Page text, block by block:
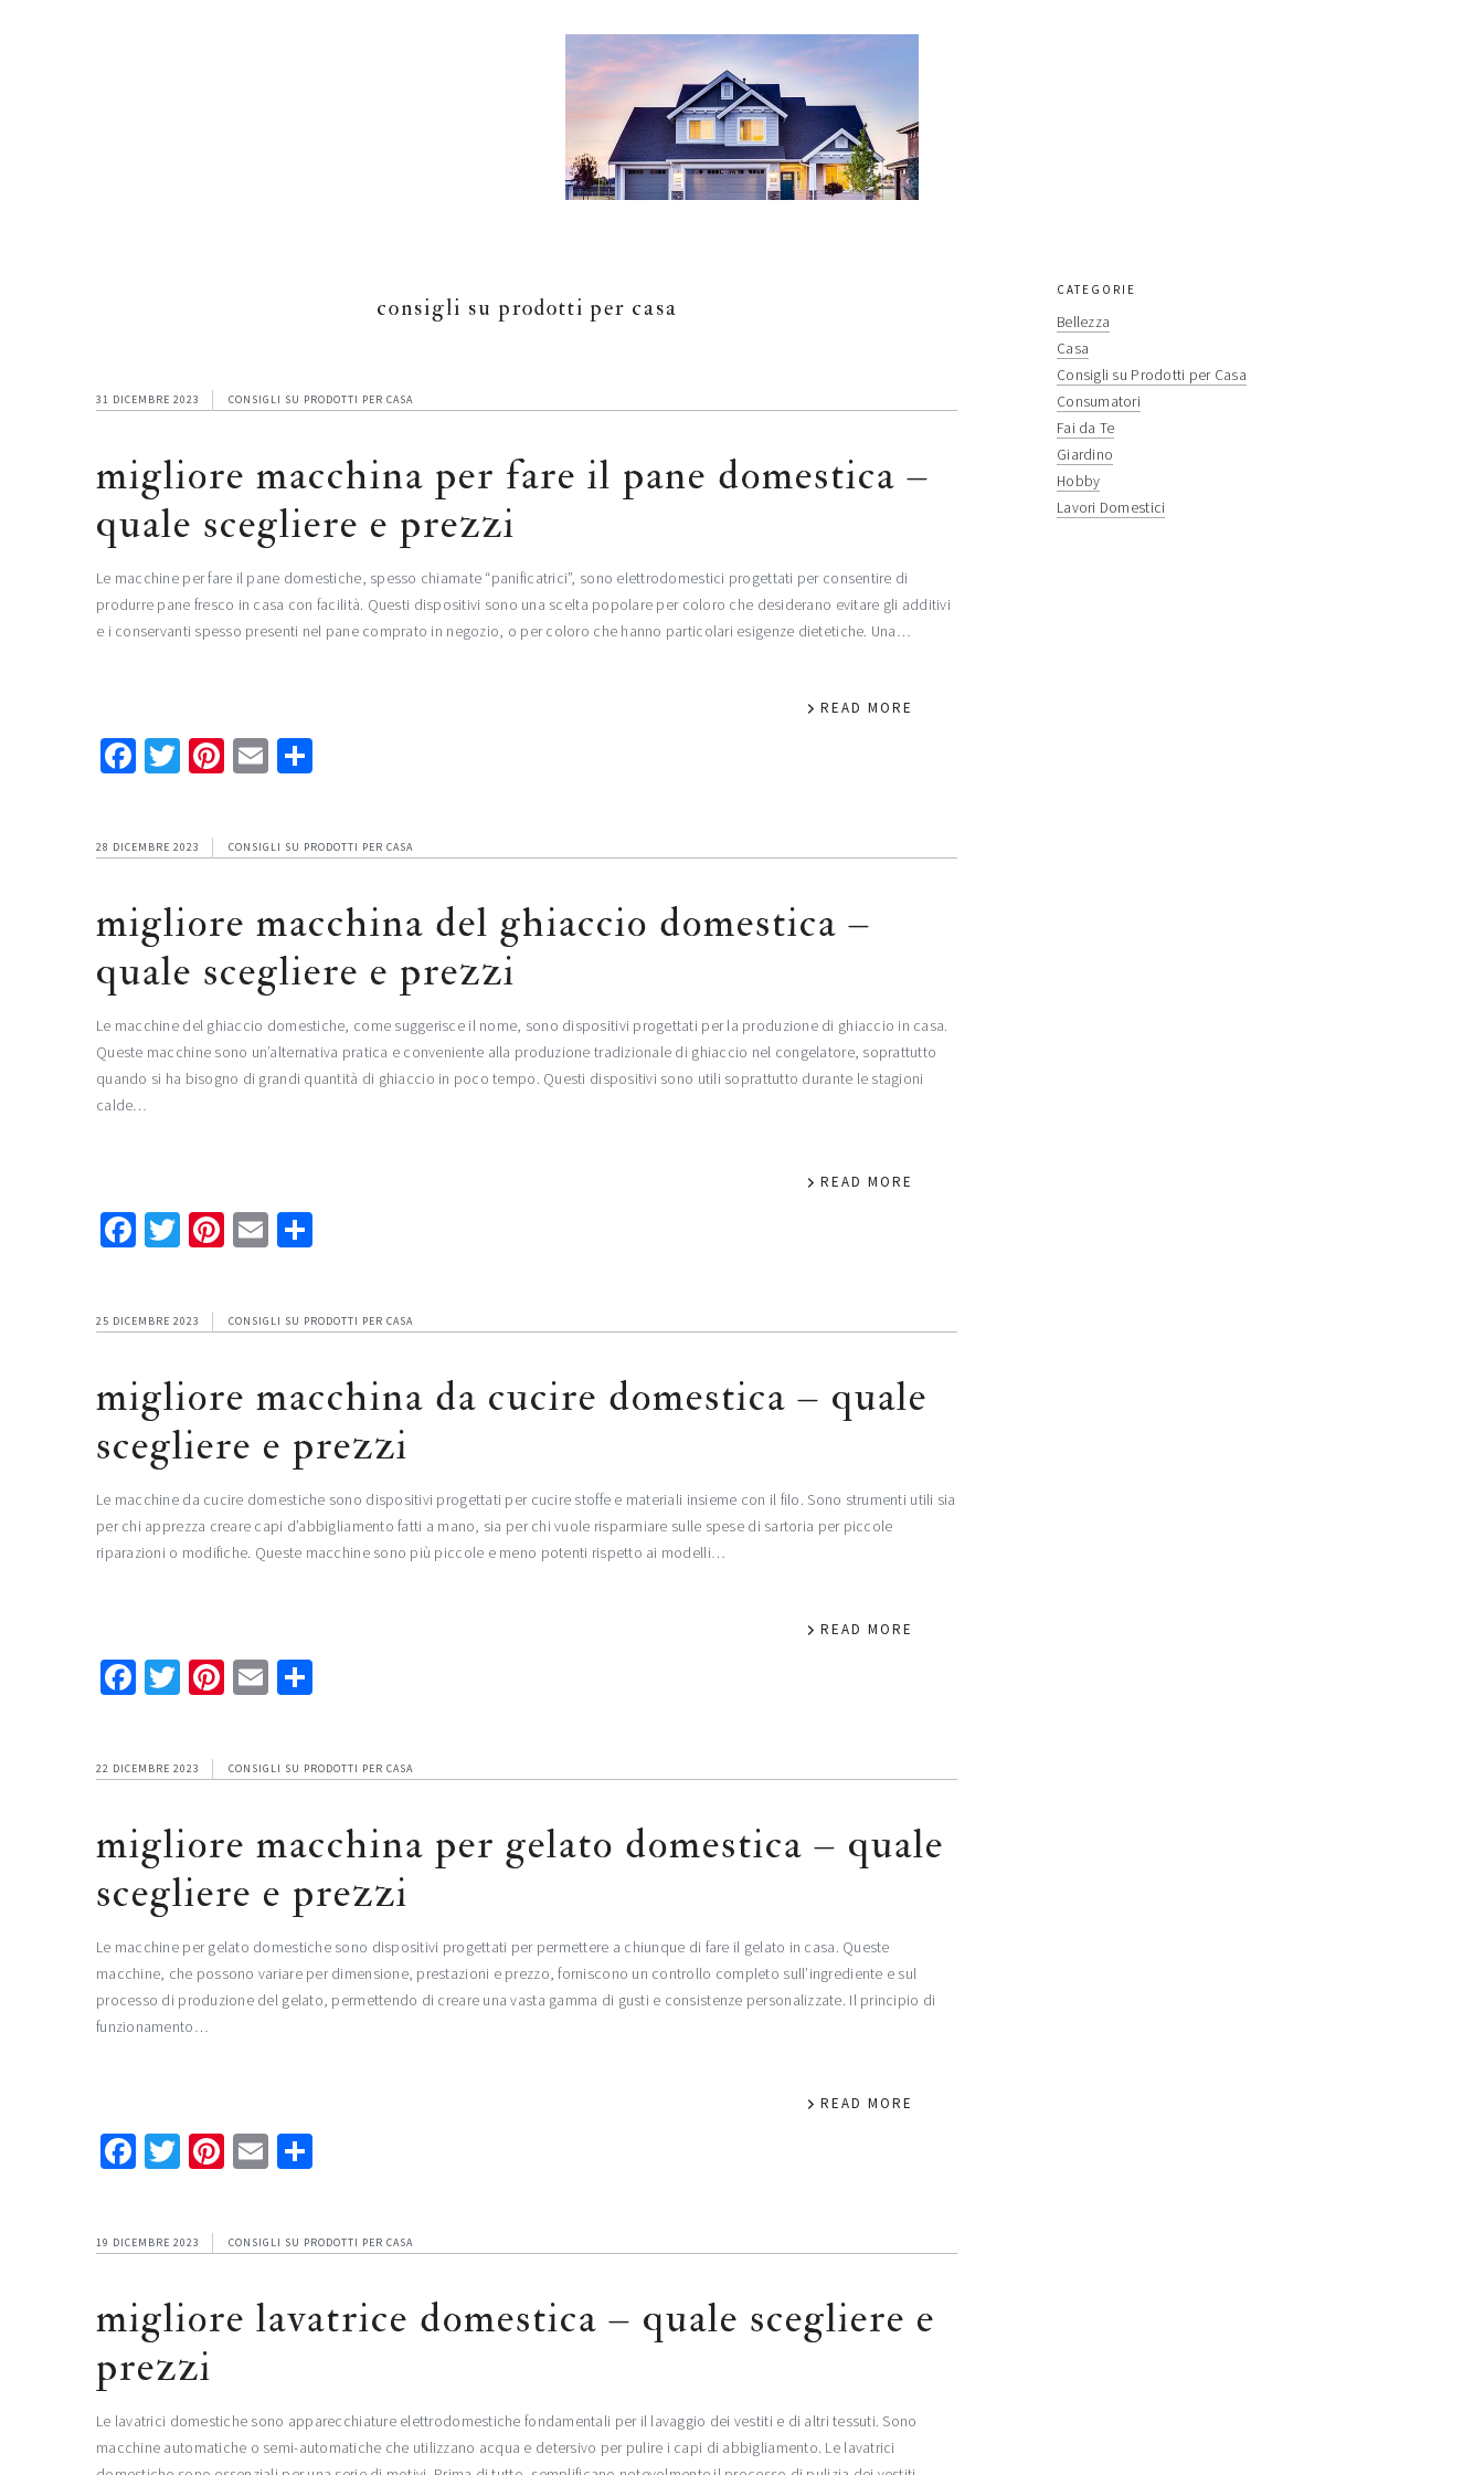
consigli su prodotti per casa
31 DICEMBRE 2023 CONSIGLI SU PRODOTTI PER CASA
migliore macchina per fare il pane domestica –
quale scegliere e prezzi
Le macchine per fare il pane domestiche, spesso chiamate “panificatrici”, sono elettrodomestici progettati per consentire di
produrre pane fresco in casa con facilità. Questi dispositivi sono una scelta popolare per coloro che desiderano evitare gli additivi
e i conservanti spesso presenti nel pane comprato in negozio, o per coloro che hanno particolari esigenze dietetiche. Una…
READ MORE
Facebook
TwitterPinterest
Email
28 DICEMBRE 2023 CONSIGLI SU PRODOTTI PER CASA
migliore macchina del ghiaccio domestica –
quale scegliere e prezzi
Le macchine del ghiaccio domestiche, come suggerisce il nome, sono dispositivi progettati per la produzione di ghiaccio in casa.
Queste macchine sono un’alternativa pratica e conveniente alla produzione tradizionale di ghiaccio nel congelatore, soprattutto
quando si ha bisogno di grandi quantità di ghiaccio in poco tempo. Questi dispositivi sono utili soprattutto durante le stagioni
calde…
READ MORE
Facebook
TwitterPinterest
Email
25 DICEMBRE 2023 CONSIGLI SU PRODOTTI PER CASA
migliore macchina da cucire domestica – quale
scegliere e prezzi
Le macchine da cucire domestiche sono dispositivi progettati per cucire stoffe e materiali insieme con il filo. Sono strumenti utili sia
per chi apprezza creare capi d’abbigliamento fatti a mano, sia per chi vuole risparmiare sulle spese di sartoria per piccole
riparazioni o modifiche. Queste macchine sono più piccole e meno potenti rispetto ai modelli…
READ MORE
Facebook
TwitterPinterest
Email
22 DICEMBRE 2023 CONSIGLI SU PRODOTTI PER CASA
migliore macchina per gelato domestica – quale
scegliere e prezzi
Le macchine per gelato domestiche sono dispositivi progettati per permettere a chiunque di fare il gelato in casa. Queste
macchine, che possono variare per dimensione, prestazioni e prezzo, forniscono un controllo completo sull’ingrediente e sul
processo di produzione del gelato, permettendo di creare una vasta gamma di gusti e consistenze personalizzate. Il principio di
funzionamento…
READ MORE
Facebook
TwitterPinterest
Email
19 DICEMBRE 2023 CONSIGLI SU PRODOTTI PER CASA
migliore lavatrice domestica – quale scegliere e
prezzi
Le lavatrici domestiche sono apparecchiature elettrodomestiche fondamentali per il lavaggio dei vestiti e di altri tessuti. Sono
macchine automatiche o semi-automatiche che utilizzano acqua e detersivo per pulire i capi di abbigliamento. Le lavatrici
primary
sidebar
CATEGORIE
Bellezza
Casa
Consigli su Prodotti per Casa
Consumatori
Fai da Te
Giardino
Hobby
Lavori Domestici